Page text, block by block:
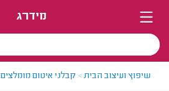
מידרג
שיפוץ ועיצוב הבית> קבלני איטום מומלצים